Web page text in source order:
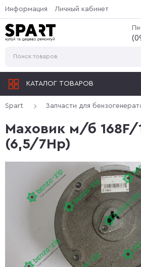
Информация Личный кабинет
КАТАЛОГ ТОВАРОВ
Spart Запчасти для
Маховик м/б 168F/
(6,5/7Hp)